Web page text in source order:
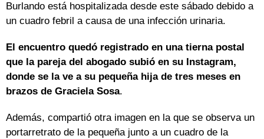
Burlando está hospitalizada desde este sábado debido a
un cuadro febril a causa de una infección urinaria.
El encuentro quedó registrado en una tierna postal
que la pareja del abogado subió en su Instagram,
donde se la ve a su pequeña hija de tres meses en
brazos de Graciela Sosa.
Además, compartió otra imagen en la que se observa un
portarretrato de la pequeña junto a un cuadro de la